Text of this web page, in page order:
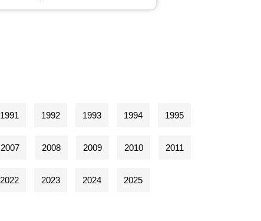
1991 1992 1993 1994 1995
2007 2008 2009 2010 2011
2022 2023 2024 2025